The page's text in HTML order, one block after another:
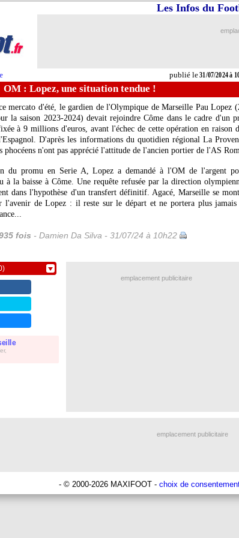
publié le31/07/2024 à
Les Infos du
OM : Lopez, une situation tendue !
mercato d'été, le gardien de l'Olympique de Marseille PauLopez
la saison 2023-2024) devait rejoindre Côme dans le cadre d'un
à 9 millions d'euros, avant l'échec de cette opération en raison
D'après les informations du quotidien régional La
phocéens n'ont pas apprécié l'attitude de l'ancien portier de l'AS
du promu en Serie A, Lopez a demandé à l'OM de l'argent
à la baisse à Côme. Une requête refusée par la direction
dans l'hypothèse d'un transfert définitif. Agacé, Marseille se
l'avenir de Lopez : il reste sur le départ et ne portera plus
fois - Damien Da Silva - 31/07/24 à 10h22
emplacement publicitaire
emplacement publicitaire
- © 2000-2026 MAXIFOOT - choix de